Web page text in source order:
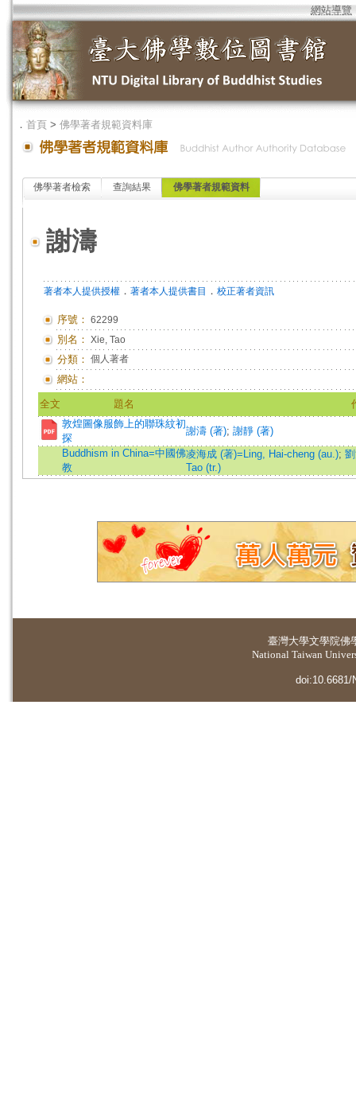
網站導覽
． 首頁 > 佛學著者規範資料庫
佛學著者檢索 查詢結果 佛學著者規範資料
謝濤
著者本人提供授權 ． 著者本人提供書目 ． 校正著者資訊
序號： 62299
別名： Xie, Tao
分類： 個人著者
網站：
全文 題名
敦煌圖像服飾上的聯珠紋初
探
謝濤 (著); 謝靜 (著)
Buddhism in China=中國佛
教
凌海成 (著)=Ling, Hai-cheng (au.);
Tao (tr.)
臺灣大學文學院佛
National Taiwan
doi:10.6681/